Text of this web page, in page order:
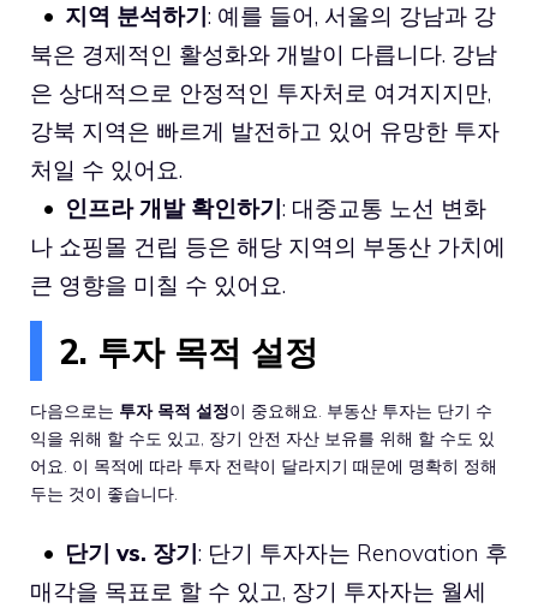
지역 분석하기: 예를 들어, 서울의 강남과 강
북은 경제적인 활성화와 개발이 다릅니다. 강남
은 상대적으로 안정적인 투자처로 여겨지지만,
강북 지역은 빠르게 발전하고 있어 유망한 투자
처일 수 있어요.
인프라 개발 확인하기: 대중교통 노선 변화
나 쇼핑몰 건립 등은 해당 지역의 부동산 가치에
큰 영향을 미칠 수 있어요.
2. 투자 목적 설정
다음으로는 투자 목적 설정이 중요해요. 부동산 투자는 단기 수
익을 위해 할 수도 있고, 장기 안전 자산 보유를 위해 할 수도 있
어요. 이 목적에 따라 투자 전략이 달라지기 때문에 명확히 정해
두는 것이 좋습니다.
단기 vs. 장기: 단기 투자자는 Renovation 후
매각을 목표로 할 수 있고, 장기 투자자는 월세